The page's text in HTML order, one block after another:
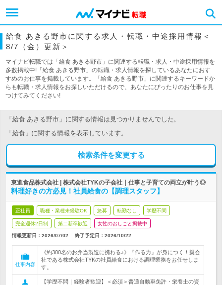
給食 あきる野市に関する求人・転職・中途採用情報＜
8/7（金）更新＞
マイナビ転職では「給食 あきる野市」に関連する転職・求人・中途採用情報を
多数掲載中!「給食 あきる野市」の転職・求人情報を探しているあなたにおす
すめのお仕事を掲載しています。「給食 あきる野市」に関連するキーワードか
らも転職・求人情報をお探しいただけるので、あなたにぴったりのお仕事を見
つけてみてください!
「給食 あきる野市」に関する情報は見つかりませんでした。
「給食」に関する情報を表示しています。
検索条件を変更する
東進食品株式会社 | 株式会社TYKの子会社｜仕事と子育ての両立が叶う◎
料理好きの方必見！社員給食の【調理スタッフ】
正社員 職種・業種未経験OK 急募 転勤なし 学歴不問
完全週休2日制 第二新卒歓迎 女性のおしごと掲載中
情報更新日：2026/07/02 終了予定日： 2026/10/22
仕事内容
《約300名のお弁当製造に携わる♪》『作る力』が身につく！親会
社である株式会社TYKの社員給食における調理業務をお任せしま
す。
【学歴不問｜経験者歓迎】＜必須＞普通自動車免許・栄養士の資